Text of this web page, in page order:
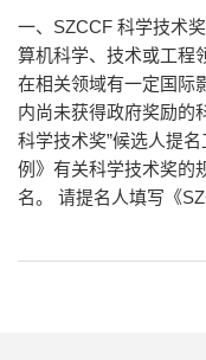
一、SZCCF 科学技术
算机科学、技术或工程
在相关领域有一定国际
内尚未获得政府奖励的
科学技术奖”候选人提
例》有关科学技术奖的
名。 请提名人填写《